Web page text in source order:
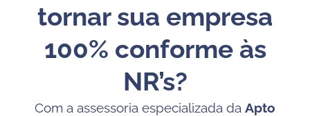
tornar sua empresa
100% conforme às
NR’s?
Com a assessoria especializada da Apto